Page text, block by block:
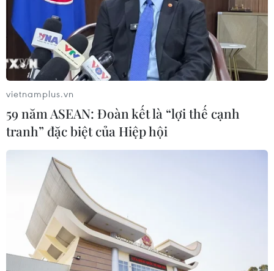
vietnamplus.vn
59 năm ASEAN: Đoàn kết là “lợi thế cạnh
tranh” đặc biệt của Hiệp hội